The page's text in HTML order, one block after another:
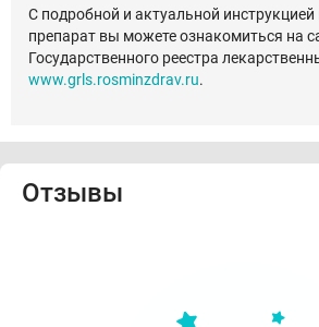
С подробной и актуальной
препарат вы можете ознакомиться на
Государственного реестра
www.grls.rosminzdrav.ru.
Отзывы